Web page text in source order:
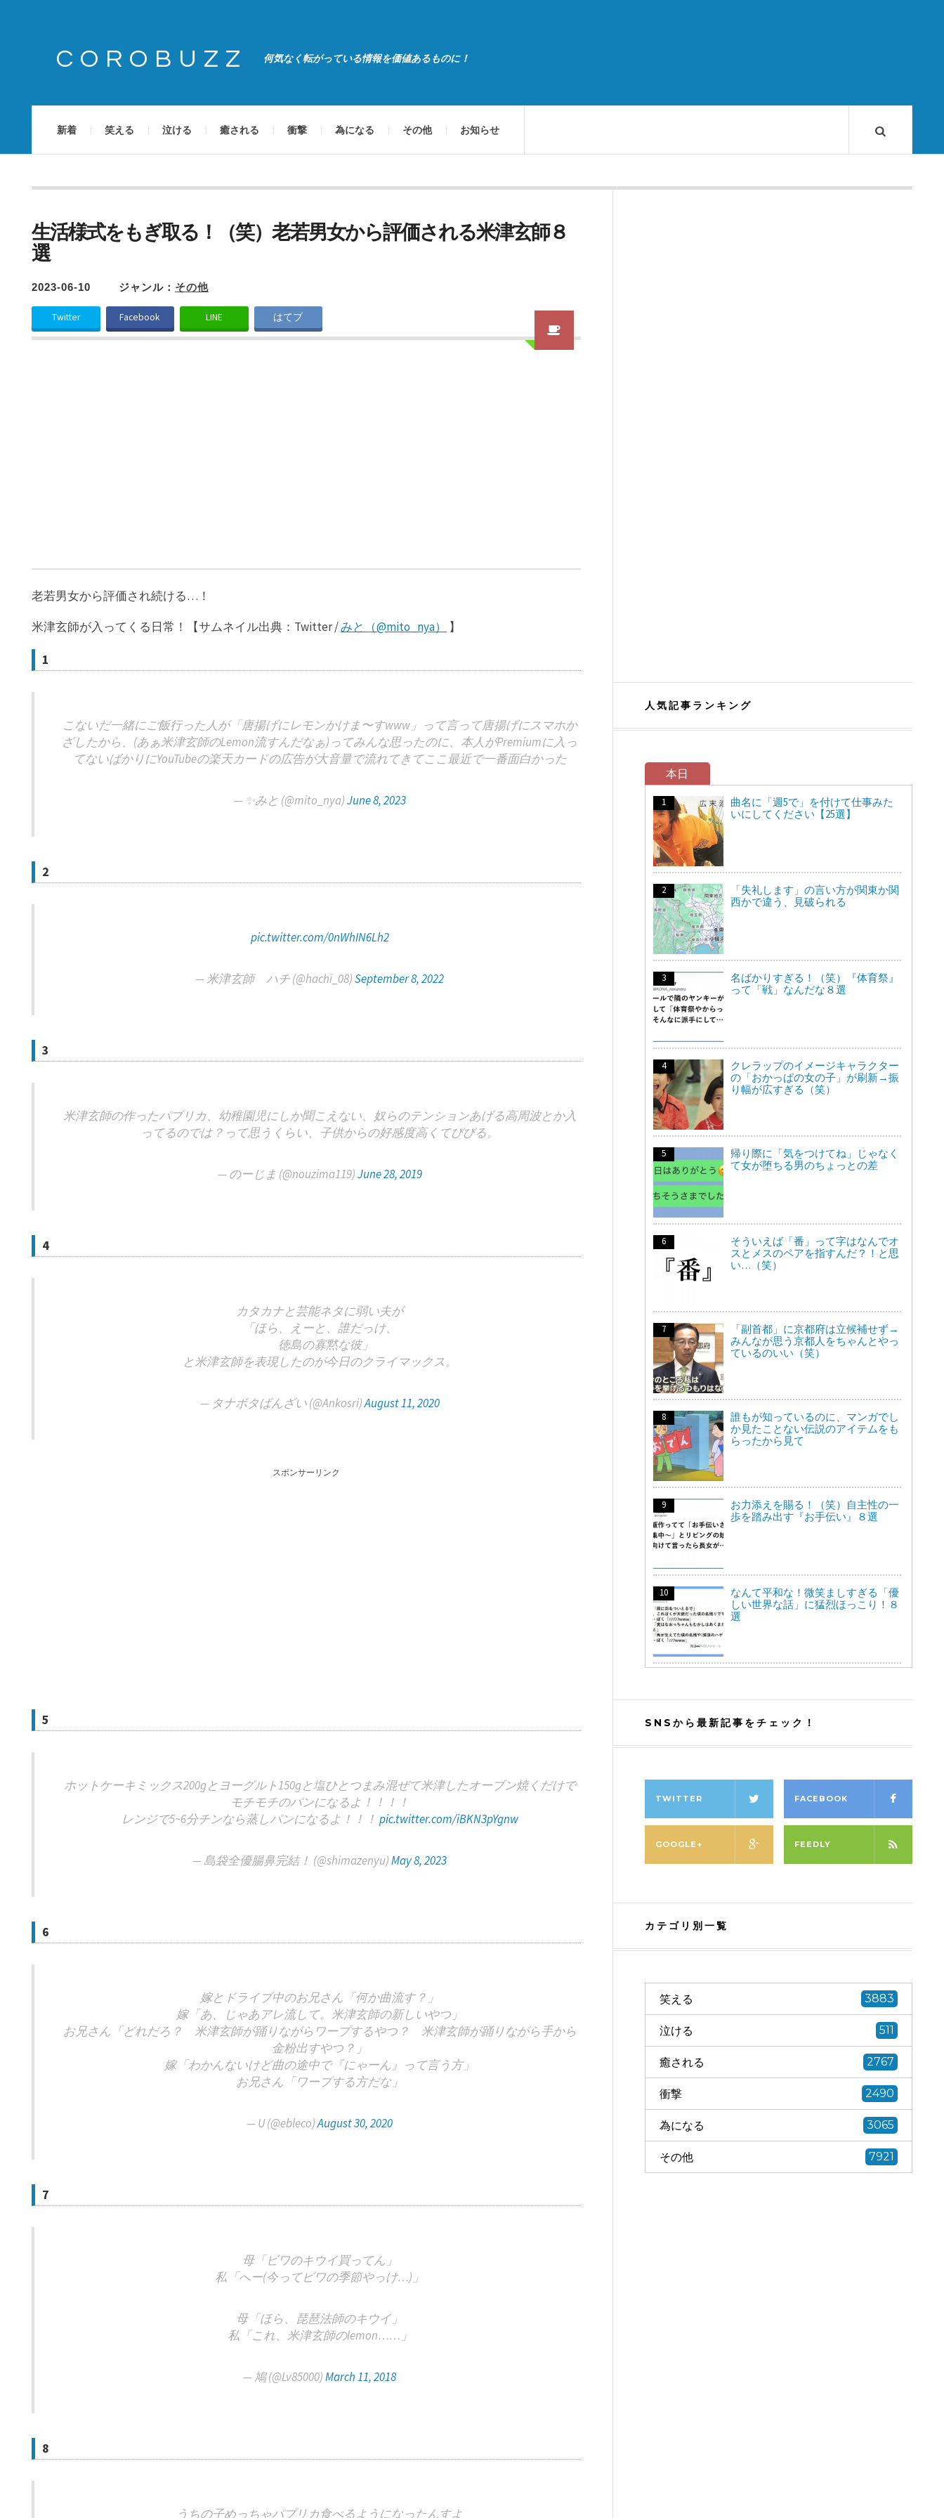
COROBUZZ 何気なく転がっている情報を価値あるものに！
新着 笑える 泣ける 癒される 衝撃 為になる その他 お知らせ
生活様式をもぎ取る！（笑）老若男女から評価される米津玄師８
選
2023-06-10 ジャンル： その他
Twitter Facebook LINE はてブ
老若男女から評価され続ける…！
米津玄師が入ってくる日常！【サムネイル出典：Twitter /みと（@mito_nya） 】
1
こないだ一緒にご飯行った人が「唐揚げにレモンかけま〜すwww」って言って唐揚げにスマホか
ざしたから、(あぁ米津玄師のLemon流すんだなぁ)ってみんな思ったのに、本人がPremiumに入っ
てないばかりにYouTubeの楽天カードの広告が大音量で流れてきてここ最近で一番面白かった
— ✨みと (@mito_nya)June 8, 2023
2
pic.twitter.com/0nWhIN6Lh2
— 米津玄師 ハチ (@hachi_08)September 8, 2022
3
米津玄師の作ったパプリカ、幼稚園児にしか聞こえない、奴らのテンションあげる高周波とか入
ってるのでは？って思うくらい、子供からの好感度高くてびびる。
— のーじま (@nouzima119)June 28, 2019
4
カタカナと芸能ネタに弱い夫が
「ほら、えーと、誰だっけ、
徳島の寡黙な彼」
と米津玄師を表現したのが今日のクライマックス。
— タナボタばんざい (@Ankosri)August 11, 2020
スポンサーリンク
5
ホットケーキミックス200gとヨーグルト150gと塩ひとつまみ混ぜて米津したオーブン焼くだけで
モチモチのパンになるよ！！！！
レンジで5~6分チンなら蒸しパンになるよ！！！ pic.twitter.com/iBKN3pYgnw
— 島袋全優腸鼻完結！ (@shimazenyu)May 8, 2023
6
嫁とドライブ中のお兄さん「何か曲流す？」
嫁「あ、じゃあアレ流して。米津玄師の新しいやつ」
お兄さん「どれだろ？ 米津玄師が踊りながらワープするやつ？ 米津玄師が踊りながら手から
金粉出すやつ？」
嫁「わかんないけど曲の途中で『にゃーん』って言う方」
お兄さん「ワープする方だな」
— U (@ebleco)August 30, 2020
7
母「ビワのキウイ買ってん」
私「へー(今ってビワの季節やっけ…)」
母「ほら、琵琶法師のキウイ」
私「これ、米津玄師のlemon……」
— 鳩 (@Lv85000)March 11, 2018
8
うちの子めっちゃパプリカ食べるようになったんすよ
人気記事ランキング
本日
曲名に「週5で」を付けて仕事みた
いにしてください【25選】
「失礼します」の言い方が関東か関
西かで違う、見破られる
名ばかりすぎる！（笑）『体育祭』
って「戦」なんだな８選
クレラップのイメージキャラクター
の「おかっぱの女の子」が刷新→振
り幅が広すぎる（笑）
帰り際に「気をつけてね」じゃなく
て女が堕ちる男のちょっとの差
そういえば「番」って字はなんでオ
スとメスのペアを指すんだ？！と思
い…（笑）
「副首都」に京都府は立候補せず→
みんなが思う京都人をちゃんとやっ
ているのいい（笑）
誰もが知っているのに、マンガでし
か見たことない伝説のアイテムをも
らったから見て
お力添えを賜る！（笑）自主性の一
歩を踏み出す『お手伝い』８選
なんて平和な！微笑ましすぎる「優
しい世界な話」に猛烈ほっこり！８
選
SNSから最新記事をチェック！
TWITTER FACEBOOK
GOOGLE+ FEEDLY
カテゴリ別一覧
笑える 3883
泣ける 511
癒される 2767
衝撃 2490
為になる 3065
その他 7921